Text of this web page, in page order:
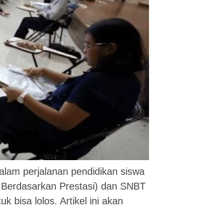
perjalanan pendidikan siswa
Prestasi) dan SNBT
bisa lolos. Artikel ini akan